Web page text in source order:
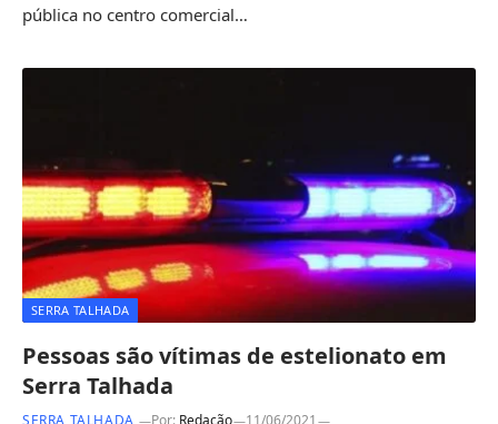
pública no centro comercial…
SERRA TALHADA
Pessoas são vítimas de estelionato em
Serra Talhada
SERRA TALHADA Por: Redação
11/06/2021